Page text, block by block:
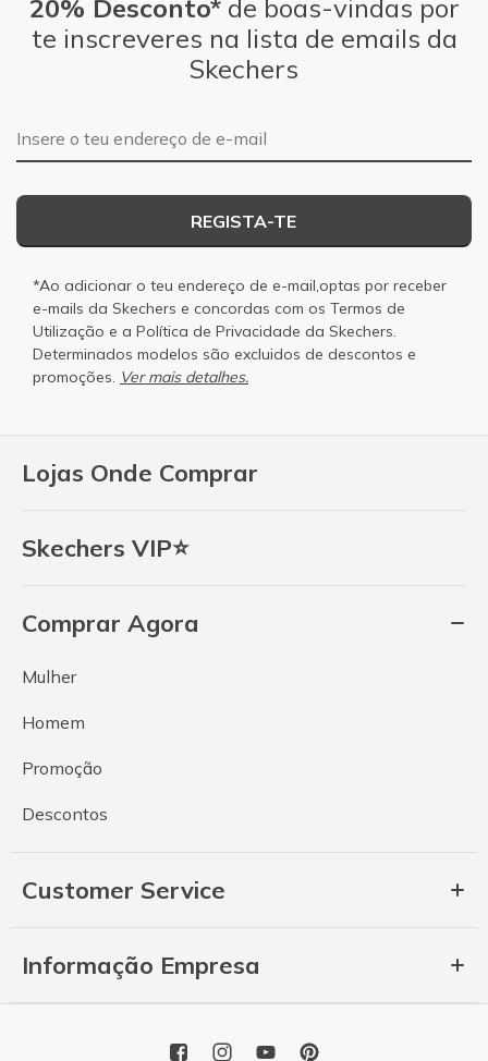
Lojas Onde Comprar
Skechers VIP⭐
Comprar Agora
Mulher
Homem
Promoção
Descontos
Customer Service
Informação Empresa
20% Desconto*de boas-vindas por
te inscreveres na lista de emails da
Skechers
Endereço de e-mail
REGISTA-TE
*Ao adicionar o teu endereço de e-mail,optas por receber
e-mails da Skechers e concordas com os Termos de
Utilização e a Política de Privacidade da Skechers.
Determinados modelos são excluidos de descontos e
promoções. Ver mais detalhes.